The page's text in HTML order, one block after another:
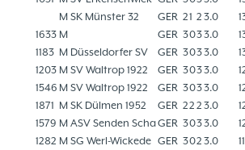
M SK Münster 32 GER 21 2 3.0
1633 M GER 3033.0
1183 M Düsseldorfer SV GER 3033.0
1203 M SV Waltrop 1922 GER 3033.0
1546 M SV Waltrop 1922 GER 3033.0
1871 M SK Dülmen 1952 GER 22 2 3.0
1579 M ASV Senden SchaGER 3033.0
1282 M SG Werl-Wickede GER 302 3.0